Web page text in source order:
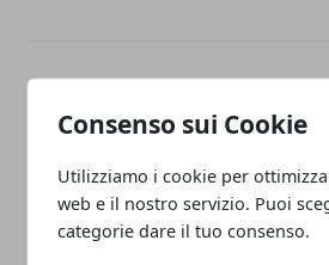
Consenso sui Cookie
Utilizziamo i cookie per
web e il nostro servizio. Puoi
categorie dare il tuo consenso.
Articolo Precedente